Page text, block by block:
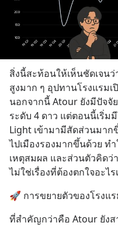
สิ่งนี้สะท้อนให้เห็นชัดเจน
สูงมาก ๆ อุปทานโรงแรม
นอกจากนี้ Atour ยังมีปัจจั
ระดับ 4 ดาว แต่ตอนนี้เริ่ม
Light เข้ามามีสัดส่วนมาก
ไปเมืองรองมากขึ้นด้วย ทำ
เหตุสมผล และส่วนตัวคิดว่
ไม่ใช่เรื่องที่ต้องตกใจอะไ
🚀 การขยายตัวของโรงแ
ที่สำคัญกว่าคือ Atour ยังส